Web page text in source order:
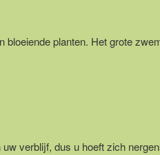
bloeiende planten. Het grote
verblijf, dus u hoeft zich